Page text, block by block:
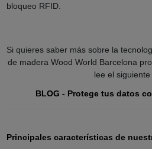
bloqueo RFID.
Si quieres saber más sobre la
de madera Wood World Barcelona
lee el siguiente
BLOG - Protege tus datos
Principales características de